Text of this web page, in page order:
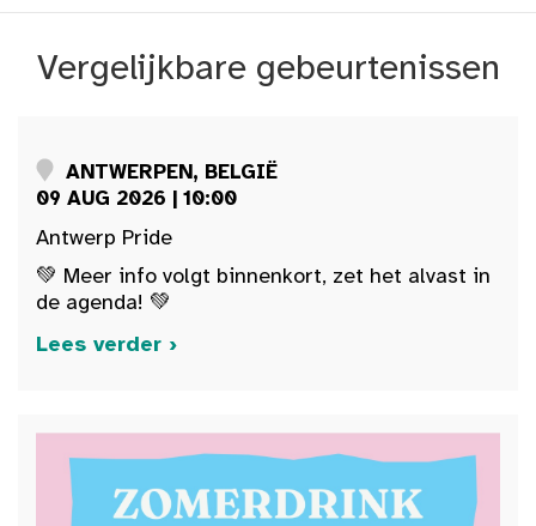
Vergelijkbare gebeurtenissen
ANTWERPEN, BELGIË
09 AUG 2026 | 10:00
Antwerp Pride
💚 Meer info volgt binnenkort, zet het alvast in
de agenda! 💚
Lees verder ›